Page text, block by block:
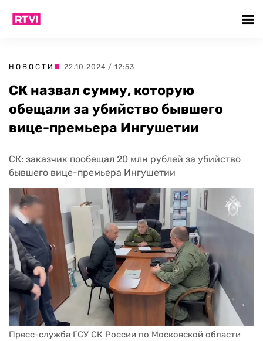
НОВОСТИ | 22.10.2024 / 12:53
СК назвал сумму, которую
обещали за убийство бывшего
вице-премьера Ингушетии
СК: заказчик пообещал 20 млн рублей за убийство
бывшего вице-премьера Ингушетии
Пресс-служба ГСУ СК России по Московской области